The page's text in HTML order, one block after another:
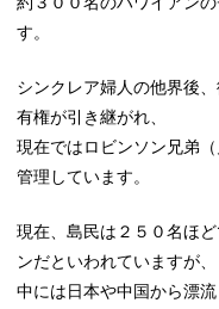
す。
シンクレア婦人の他界後
有権が引き継がれ、
現在ではロビンソン兄弟
管理しています。
現在、島民は２５０名ほ
ンだといわれていますが、
中には日本や中国から漂